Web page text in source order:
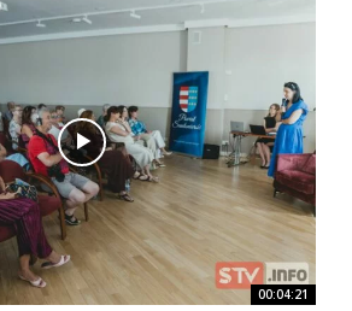
00:04:21